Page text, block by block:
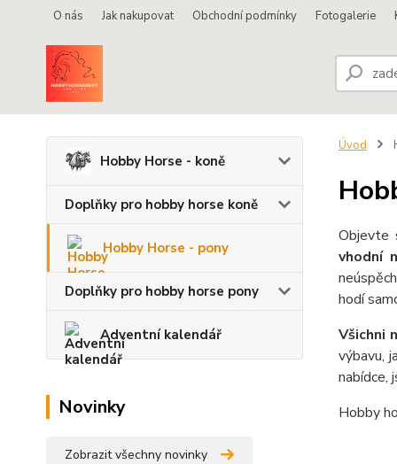
O nás Jak nakupovat Obchodní podmínky Fotogalerie
Hobby Horse - koně
Doplňky pro hobby horse koně
Hobby Horse - pony
Doplňky pro hobby horse pony
Adventní kalendář
Novinky
Zobrazit všechny novinky
Úvod
Objevte
vhodní
hodí
Všichni
výbavu,
nabídce,
Hobby